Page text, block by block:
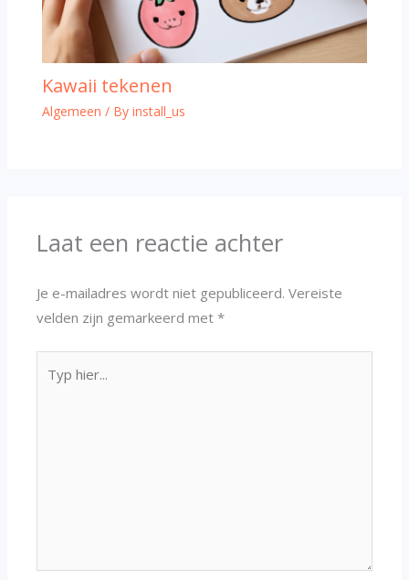
Kawaii tekenen
Algemeen / By install_us
Laat een reactie achter
Je e-mailadres wordt niet gepubliceerd. Vereiste
velden zijn gemarkeerd met*
hier...